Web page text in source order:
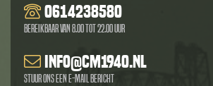
0614238580
Bereikbaar van 8.00 tot 22.00 uur
info@cm1940.nl
Stuur ons een e-mail bericht